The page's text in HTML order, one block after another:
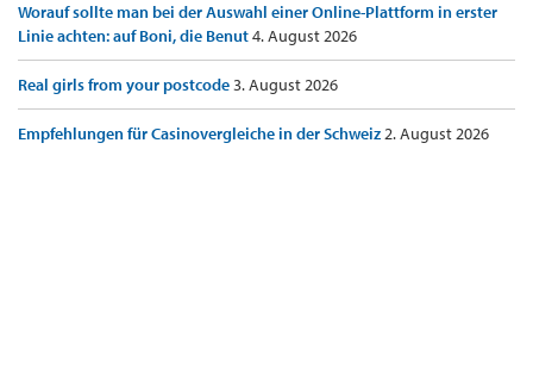
Worauf sollte man bei der Auswahl einer Online-Plattform in erster
Linie achten: auf Boni, die Benut4. August 2026
Real girls from your postcode3. August 2026
Empfehlungen für Casinovergleiche in der Schweiz2. August 2026